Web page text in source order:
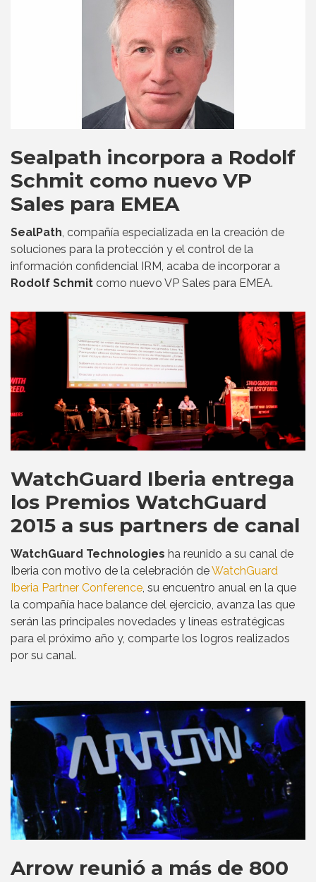
Sealpath incorpora a Rodolf
Schmit como nuevo VP
Sales para EMEA
SealPath , compañía especializada en la creación de
soluciones para la protección y el control de la
información confidencial IRM, acaba de incorporar a
Rodolf Schmit como nuevo VP Sales para EMEA.
WatchGuard Iberia entrega
los Premios WatchGuard
2015 a sus partners de canal
WatchGuard Technologies ha reunido a su canal de
Iberia con motivo de la celebración deWatchGuard
Iberia Partner Conference, su encuentro anual en la que
la compañía hace balance del ejercicio, avanza las que
serán las principales novedades y líneas estratégicas
para el próximo año y, comparte los logros realizados
por su canal.
Arrow reunió a más de 800